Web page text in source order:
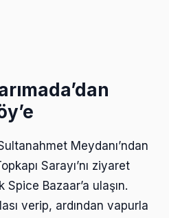
Meydanı’ndan
Sarayı’nı ziyaret
Bazaar’a ulaşın.
verip, ardından vapurla